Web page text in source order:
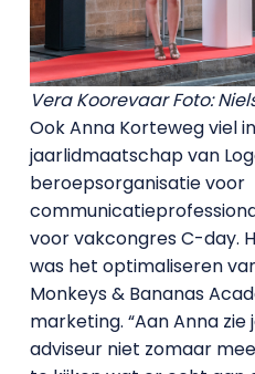
Vera Koorevaar Foto:
Ook Anna Korteweg viel
jaarlidmaatschap van
beroepsorganisatie voor
voor vakcongres C-day.
was het optimaliseren
Monkeys & Bananas
marketing. “Aan Anna
adviseur niet zomaar